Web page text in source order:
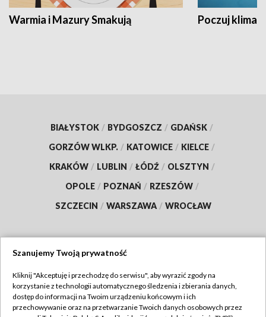
Warmia i Mazury Smakują Poczuj klimat
BIAŁYSTOK / BYDGOSZCZ / GDAŃSK /
GORZÓW WLKP. / KATOWICE / KIELCE /
KRAKÓW / LUBLIN / ŁÓDŹ / OLSZTYN /
OPOLE / POZNAŃ / RZESZÓW /
SZCZECIN / WARSZAWA / WROCŁAW
TVP
Abonament TVP
Regulamin TVP
Szanujemy Twoją prywatność
Kliknij "Akceptuję i przechodzę do serwisu", aby wyrazić zgody na
korzystanie z technologii automatycznego śledzenia i zbierania danych,
dostęp do informacji na Twoim urządzeniu końcowym i ich
przechowywanie oraz na przetwarzanie Twoich danych osobowych przez